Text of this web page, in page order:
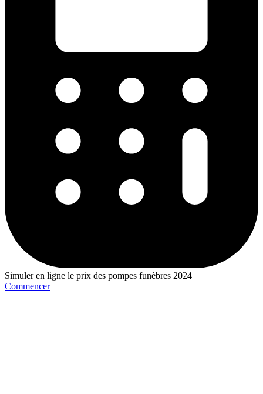
Simuler en ligne le prix des pompes funèbres 2024
Commencer